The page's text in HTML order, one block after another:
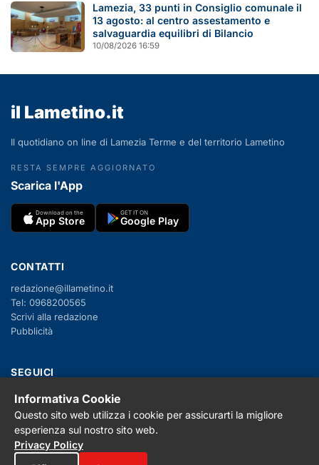
Lamezia, 33 punti in Consiglio comunale il
13 agosto: al centro assestamento e
salvaguardia equilibri di Bilancio
10/08/2026 16:59
il Lametino.it
Il quotidiano on line di Lamezia Terme e del territorio Lametino
RESTA SEMPRE AGGIORNATO
Scarica l'App
Download on the
App Store
GET IT ON
Google Play
CONTATTI
redazione@illametino.it
Tel: 0968200565
Scrivi alla redazione
Pubblicità
SEGUICI
f X IG YT
Privacy Policy
Cookie Policy
Note legali
Informativa Cookie
Questo sito web utilizza i cookie per assicurarti la migliore
esperienza sul nostro sito web.
Privacy Policy